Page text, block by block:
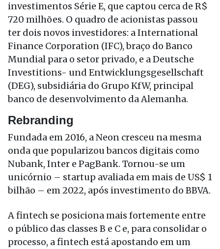
investimentos Série E, que captou cerca de R$
720 milhões. O quadro de acionistas passou
ter dois novos investidores: a International
Finance Corporation (IFC), braço do Banco
Mundial para o setor privado, e a Deutsche
Investitions- und Entwicklungsgesellschaft
(DEG), subsidiária do Grupo KfW, principal
banco de desenvolvimento da Alemanha.
Rebranding
Fundada em 2016, a Neon cresceu na mesma
onda que popularizou bancos digitais como
Nubank, Inter e PagBank. Tornou-se um
unicórnio – startup avaliada em mais de US$ 1
bilhão – em 2022, após investimento do BBVA.
A fintech se posiciona mais fortemente entre
o público das classes B e C e, para consolidar o
processo, a fintech está apostando em um